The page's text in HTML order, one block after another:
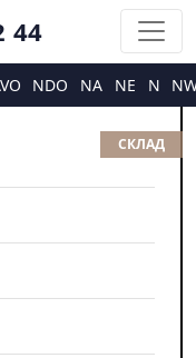
44
NDO NA NE N
СКЛАД